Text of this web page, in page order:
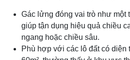
Gác lửng đóng vai trò như một
giúp tận dụng hiệu quả chiều
ngang hoặc chiều sâu.
Phù hợp với các lô đất có diện